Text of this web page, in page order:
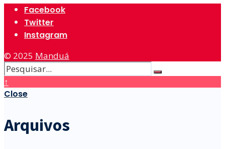
Facebook
Twitter
Instagram
© 2025 Manduá
↑
Close
Arquivos